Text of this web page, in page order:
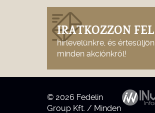
IRATKOZZON FEL
hírlevelünkre, és értesüljön
minden akciónkról!
© 2026 Fedelin
Group Kft. / Minden